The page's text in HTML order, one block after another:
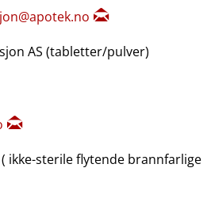
AS (tabletter​/​pulver)
ikke-sterile flytende brannfarlige